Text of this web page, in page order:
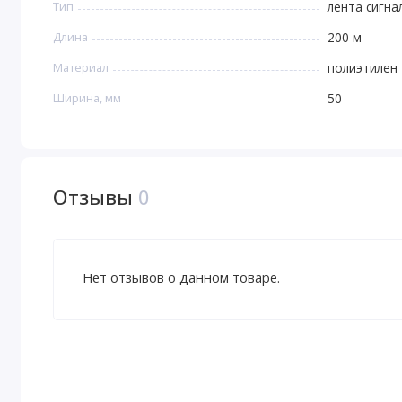
Тип лента
Длина 200 м
Материал полиэтилен
Ширина, мм 50
Отзывы 0
Нет отзывов о данном товаре.